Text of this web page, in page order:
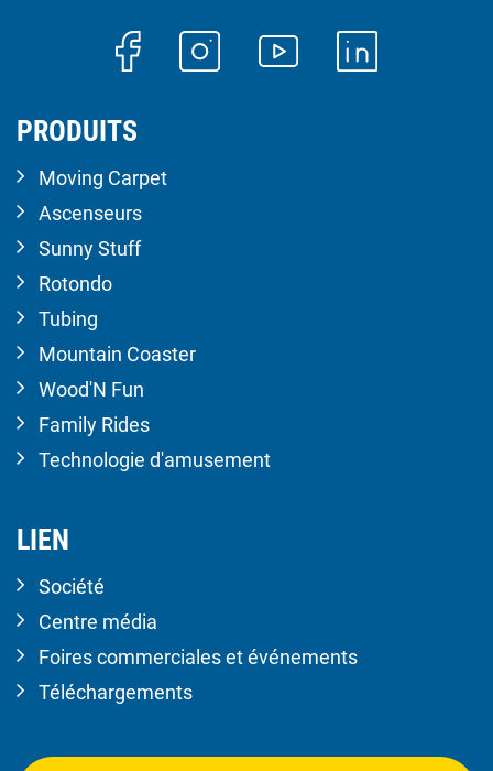
PRODUITS
Moving Carpet
Ascenseurs
Sunny Stuff
Rotondo
Tubing
Mountain Coaster
Wood'N Fun
Family Rides
Technologie d'amusement
LIEN
Société
Centre média
Foires commerciales et événements
Téléchargements